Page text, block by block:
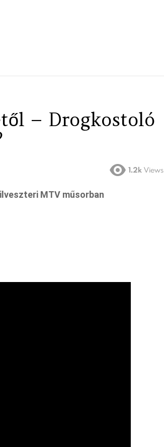
– Drogkostoló
1.2k Views
MTV műsorban